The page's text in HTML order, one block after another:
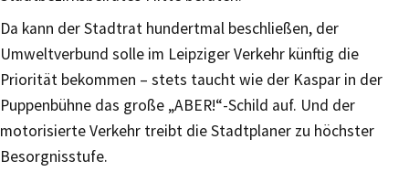
Da kann der Stadtrat hundertmal beschließen, der
Umweltverbund solle im Leipziger Verkehr künftig die
Priorität bekommen – stets taucht wie der Kaspar in der
Puppenbühne das große „ABER!“-Schild auf. Und der
motorisierte Verkehr treibt die Stadtplaner zu höchster
Besorgnisstufe.